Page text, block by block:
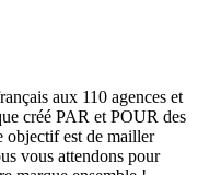
aux 110 agences et
créé PAR et POUR des
objectif est de mailler
vous attendons pour